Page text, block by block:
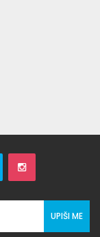
UPIŠI ME